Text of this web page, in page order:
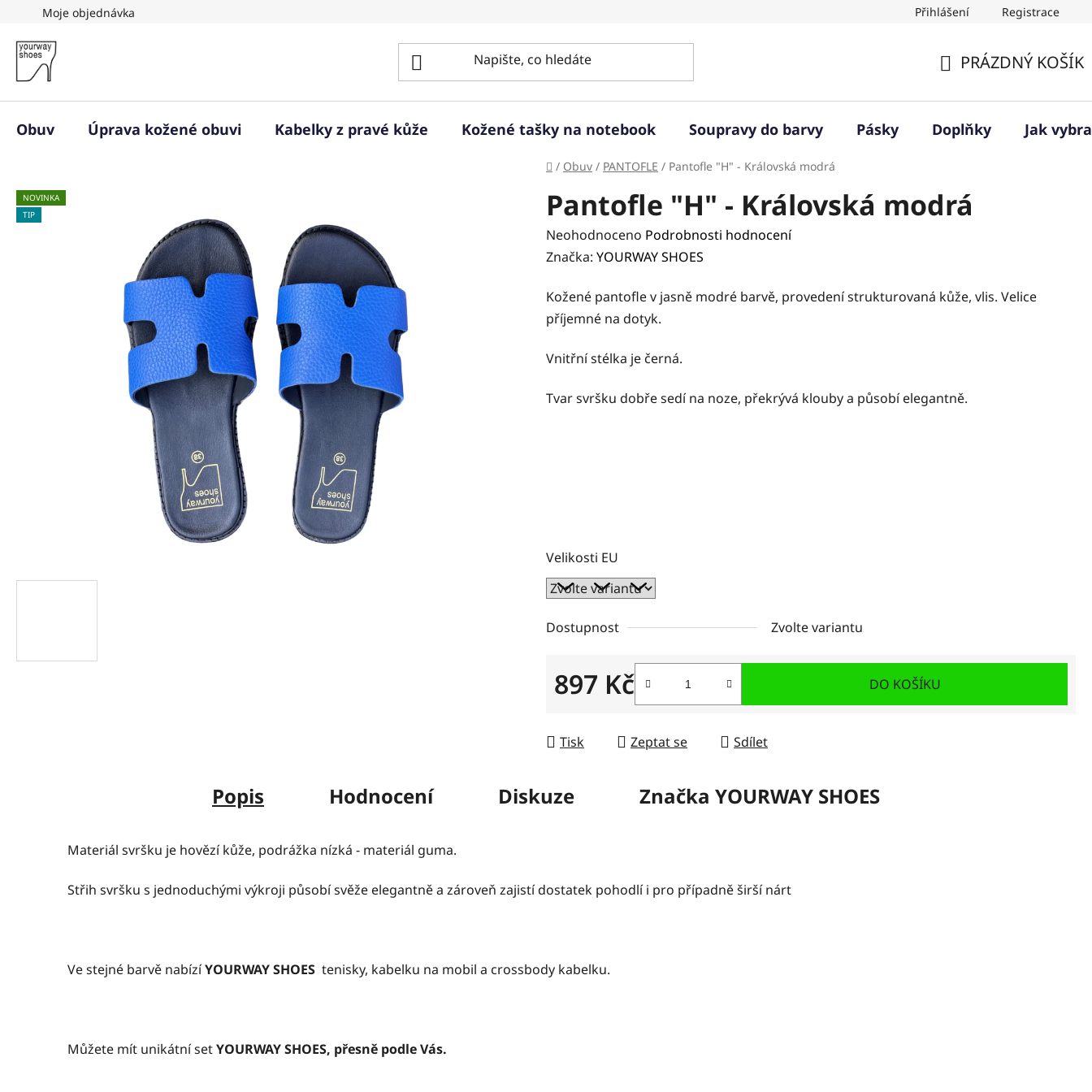
obsah
Moje objednávka Přihlášení Registrace
KOŠÍK
PRÁZDNÝ KOŠÍK
Obuv Úprava kožené obuvi Kabelky z pravé kůže Kožené tašky na notebook Soupravy do barvy Pásky Doplňky Jak
Domů
/ Obuv / PANTOFLE / Pantofle "H" - Královská modrá
Pantofle "H" - Královská modrá
Průměrné
hodnocení
je
0,0
5
Neohodnoceno Podrobnosti hodnocení
Značka: YOURWAY SHOES
Kožené pantofle v jasně modré barvě, provedení strukturovaná kůže, vlis. Velice
příjemné na dotyk.
Vnitřní stélka je černá.
Tvar svršku dobře sedí na noze, překrývá klouby a působí elegantně.
Velikosti EU
Dostupnost Zvolte variantu
897 Kč DO KOŠÍKU
Tisk Zeptat se Sdílet
NOVINKA
TIP
Popis Hodnocení Diskuze Značka YOURWAY SHOES
Materiál svršku je hovězí kůže, podrážka nízká - materiál guma.
Střih svršku s jednoduchými výkroji působí svěže elegantně a zároveň zajistí dostatek pohodlí i pro případně širší nárt
Ve stejné barvě nabízíYOURWAY SHOES tenisky, kabelku na mobil a crossbody kabelku.
Můžete mít unikátní setYOURWAY SHOES, přesně podle Vás.